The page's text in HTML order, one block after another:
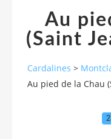
Au
(Saint
Cardalines >
Au pied de la Chau